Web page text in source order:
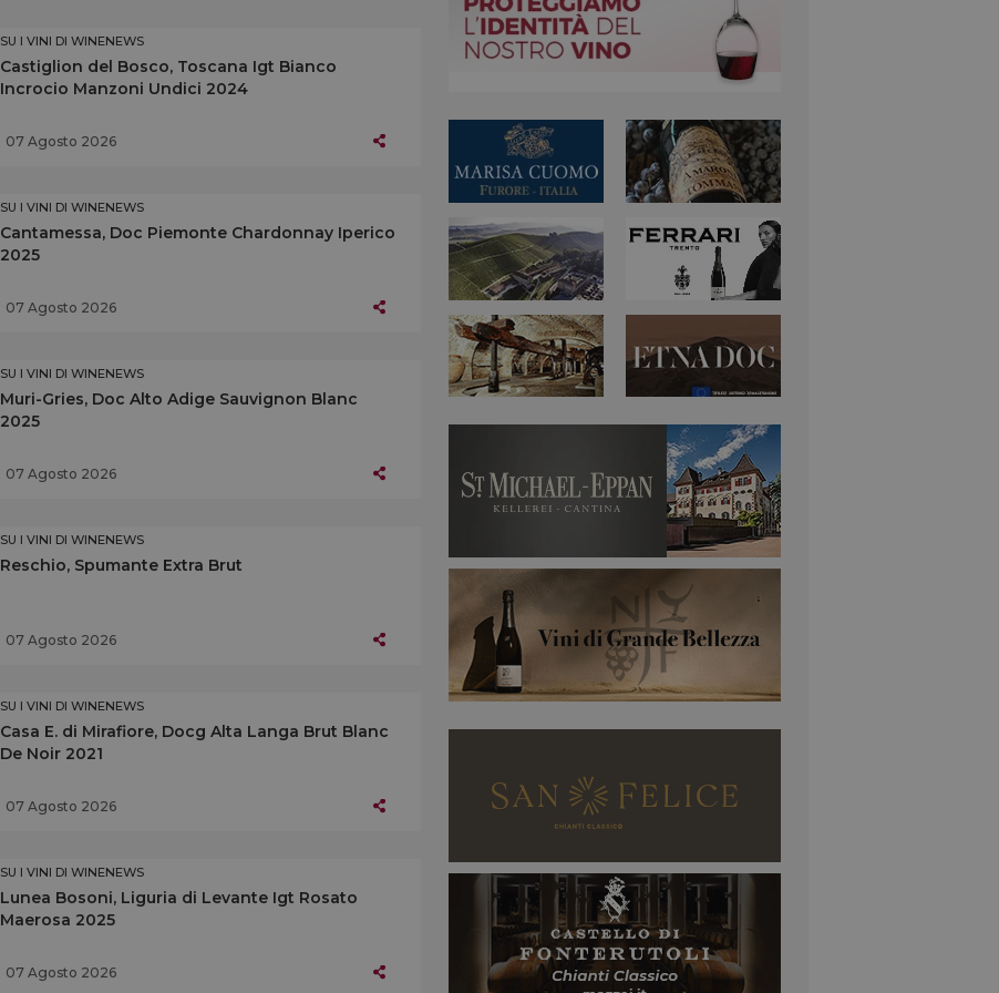
SU I VINI DI WINENEWS
Castiglion del Bosco, Toscana Igt Bianco
Incrocio Manzoni Undici 2024
07 Agosto 2026
SU I VINI DI WINENEWS
Cantamessa, Doc Piemonte Chardonnay Iperico
2025
07 Agosto 2026
SU I VINI DI WINENEWS
Muri-Gries, Doc Alto Adige Sauvignon Blanc
2025
07 Agosto 2026
SU I VINI DI WINENEWS
Reschio, Spumante Extra Brut
07 Agosto 2026
SU I VINI DI WINENEWS
Casa E. di Mirafiore, Docg Alta Langa Brut Blanc
De Noir 2021
07 Agosto 2026
SU I VINI DI WINENEWS
Lunea Bosoni, Liguria di Levante Igt Rosato
Maerosa 2025
07 Agosto 2026